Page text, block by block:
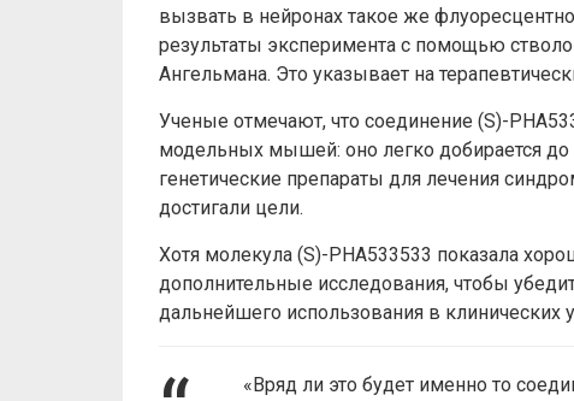
вызвать в нейронах такое же
результаты эксперимента с помощью
Ангельмана. Это указывает на
Ученые отмечают, что соединение (S)-
модельных мышей: оно легко добирается
генетические препараты для лечения
достигали цели.
Хотя молекула (S)-PHA533533 показала
дополнительные исследования, чтобы
дальнейшего использования в клинических
«Вряд ли это будет именно то